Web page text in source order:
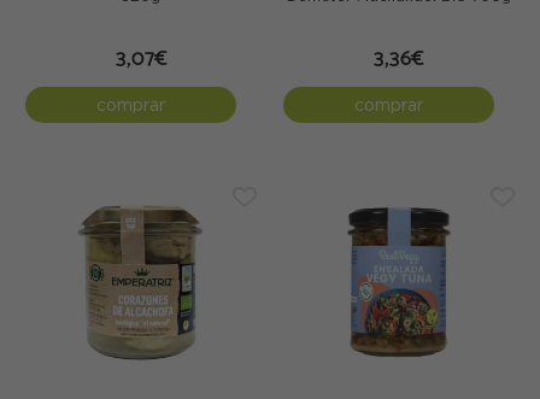
3,07€
comprar
3,36€
comprar